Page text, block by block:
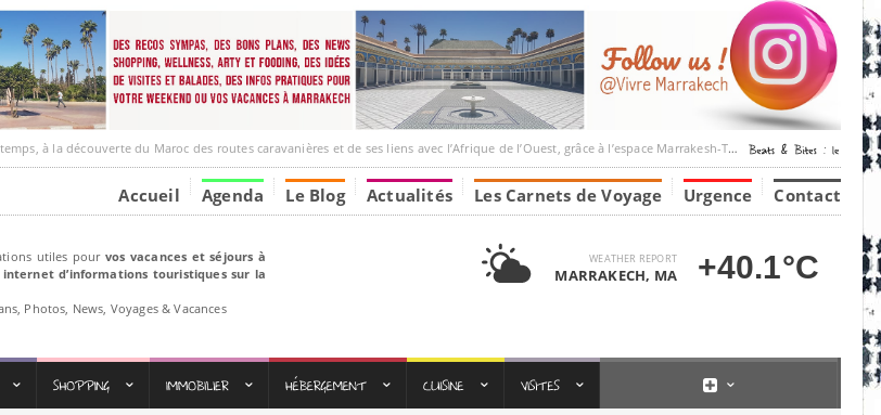
découverte du Maroc des routes caravanières et de ses liens avec l’Afrique de l’Ouest, grâce à l’espace Marrakesh-Tumbuktu.
Accueil Agenda Le Blog Actualités Les Carnets de Voyage Urgence Contact
utiles pour vos vacances et séjours à
d’informations touristiques sur la
Photos, News, Voyages & Vacances
WEATHER REPORT
MARRAKECH, MA +40.1°C